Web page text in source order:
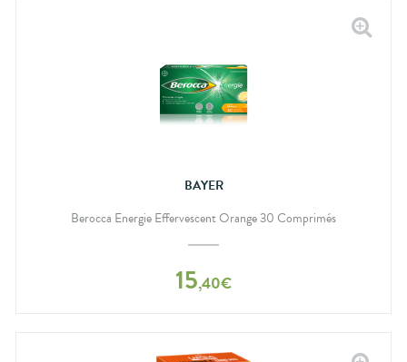
BAYER
Berocca Energie Effervescent Orange 30 Comprimés
15,40€